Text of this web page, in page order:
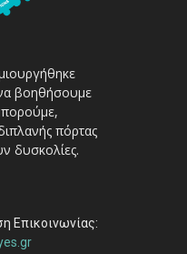
βοηθήσουμε
πόρτας
δυσκολίες.
Επικοινωνίας: